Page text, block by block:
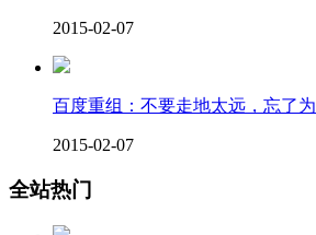
2015-02-07
百度重组：不要走地太远，忘了
2015-02-07
全站热门